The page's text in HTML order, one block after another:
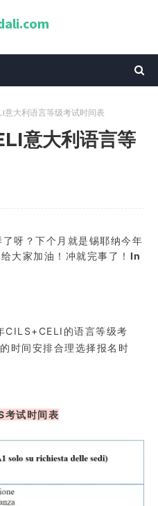
意大利语言等级考试时间表
意大利语言等
呀？下个月就是锡耶纳今年
大家加油！冲就完事了 ！ In
CILS+CELI的语言等级考
时间安排合理选择报名时
考试时间表